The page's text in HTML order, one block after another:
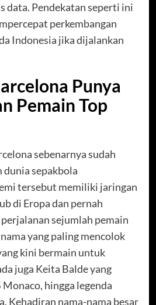
data. Pendekatan seperti ini
perkembangan
Indonesia jika dijalankan
Punya
Pemain Top
sebenarnya sudah
dunia sepakbola
tersebut memiliki jaringan
di Eropa dan pernah
sejumlah pemain
yang paling mencolok
kini bermain untuk
juga Keita Balde yang
hingga legenda
Kehadiran nama-nama besar